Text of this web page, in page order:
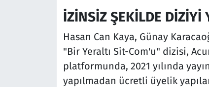
İZİNSİZ ŞEKİLDE DİZİYİ
Hasan Can Kaya, Günay
"Bir Yeraltı Sit-Com'u" dizisi,
platformunda, 2021 yılında
yapılmadan ücretli üyelik